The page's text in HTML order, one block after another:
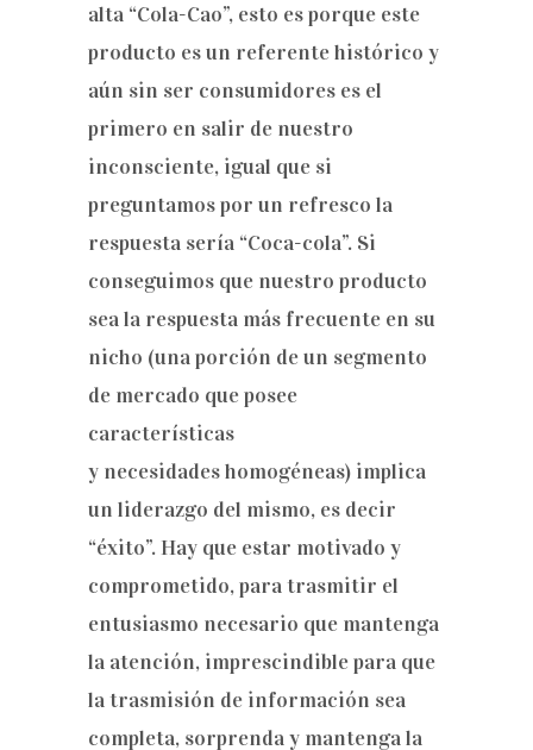
alta “Cola-Cao”, esto es porque este
producto es un referente histórico y
aún sin ser consumidores es el
primero en salir de nuestro
inconsciente, igual que si
preguntamos por un refresco la
respuesta sería “Coca-cola”. Si
conseguimos que nuestro producto
sea la respuesta más frecuente en su
nicho (una porción de un segmento
de mercado que posee
características
y necesidades homogéneas) implica
un liderazgo del mismo, es decir
“éxito”. Hay que estar motivado y
comprometido, para trasmitir el
entusiasmo necesario que mantenga
la atención, imprescindible para que
la trasmisión de información sea
completa, sorprenda y mantenga la